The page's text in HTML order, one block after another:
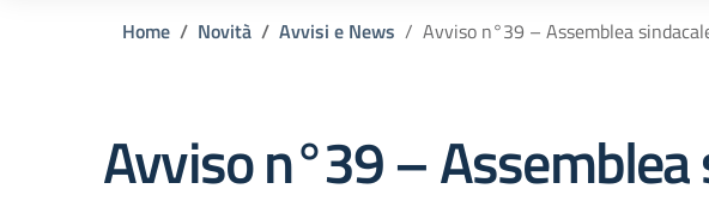
Home Novità Avvisi e News Avviso n°39 – Assemblea
Avviso n°39 –